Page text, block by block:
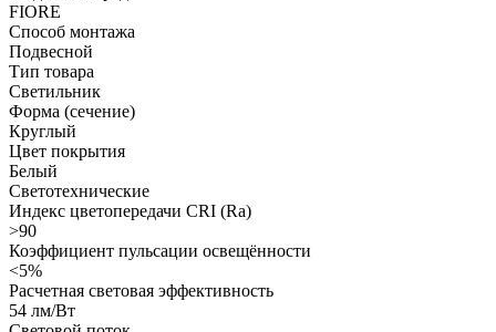
FIORE
Способ монтажа
Подвесной
Тип товара
Светильник
Форма (сечение)
Круглый
Цвет покрытия
Белый
Светотехнические
Индекс цветопередачи CRI (Ra)
>90
Коэффициент пульсации освещённости
<5%
Расчетная световая эффективность
54 лм/Вт